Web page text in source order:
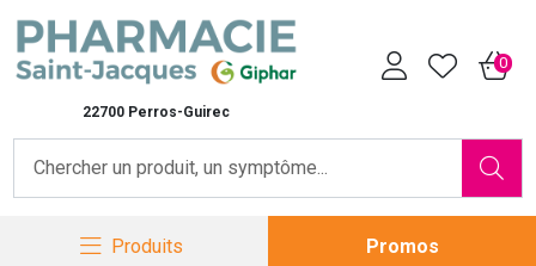
22700 Perros-Guirec
0
Produits Promos